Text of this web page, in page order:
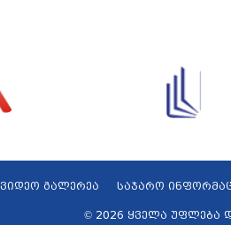
ვიდეო გალერეა საჯარო
© 2026 ყველა უფლება